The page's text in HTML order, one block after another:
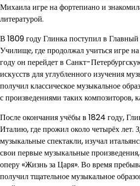
Михаила игре на фортепиано и
литературой.
В 1809 году Глинка поступил в
Училище, где продолжал учиться игре
году он перейдет в Санкт-
искусств для углубленного изучения
получил классическое музыкальное
с произведениями таких композиторов,
После окончания учёбы в 1824 году,
Италию, где прожил около четырёх лет.
музыкальные спектакли, изучал
свои первые музыкальные
оперу «Жизнь за Царя». Во время
получил тщательное музыкальное